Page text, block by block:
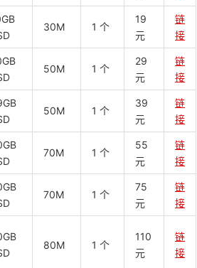
30M 1 个
19
元
链
接
50M 1 个
29
元
链
接
50M 1 个
39
元
链
接
70M 1 个
55
元
链
接
70M 1 个
75
元
链
接
80M 1 个
110
元
链
接